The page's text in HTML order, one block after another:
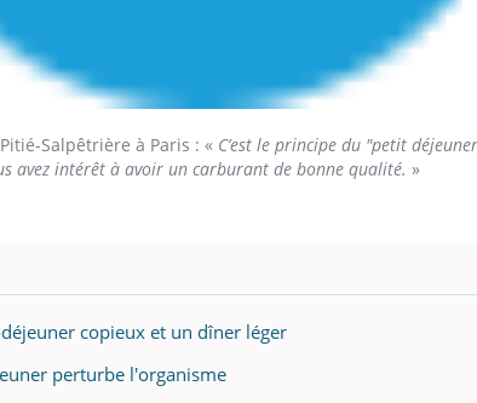
Salpêtrière à Paris : « C’est le principe du "petit
avez intérêt à avoir un carburant de bonne qualité. »
copieux et un dîner léger
perturbe l'organisme